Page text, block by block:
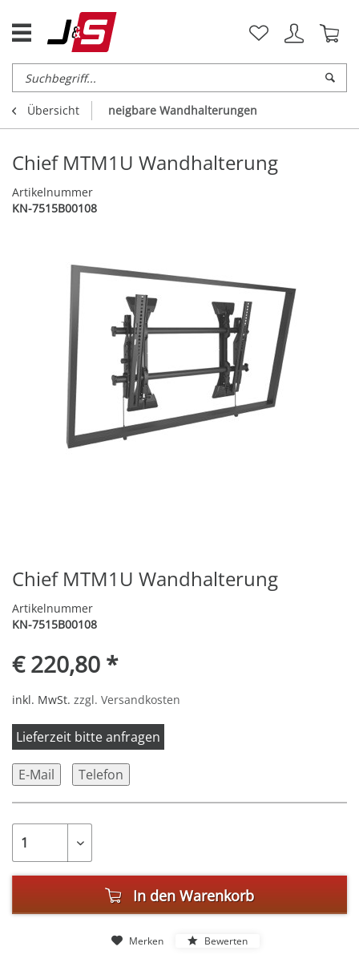
Übersicht neigbare Wandhalterungen
Chief MTM1U Wandhalterung
Artikelnummer
KN-7515B00108
Chief MTM1U Wandhalterung
Artikelnummer
KN-7515B00108
€ 220,80 *
inkl. MwSt. zzgl. Versandkosten
Lieferzeit bitte anfragen
E-Mail Telefon
In den Warenkorb
Merken Bewerten